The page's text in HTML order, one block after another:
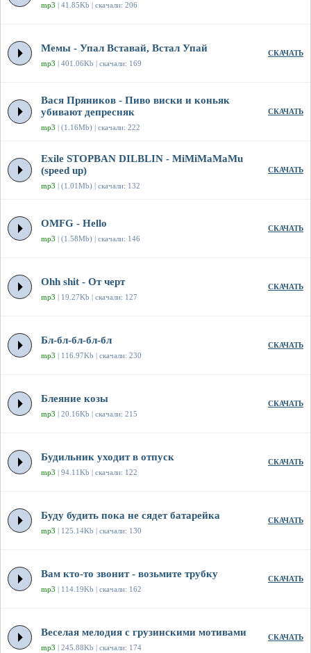
mp3 | 41.85Kb | скачали: 206
Мемы - Упал Вставай, Встал Упай
mp3 | 401.06Kb | скачали: 169
СКАЧАТЬ
Вася Пряников - Пиво виски и коньяк
убивают депресняк
mp3 | (1.16Mb) | скачали: 222
СКАЧАТЬ
Exile STOPBAN DILBLIN - MiMiMaMaMu
(speed up)
mp3 | (1.01Mb) | скачали: 132
СКАЧАТЬ
OMFG - Hello
mp3 | (1.58Mb) | скачали: 146
СКАЧАТЬ
Ohh shit - От черт
mp3 | 19.27Kb | скачали: 127
СКАЧАТЬ
Бл-бл-бл-бл-бл
mp3 | 116.97Kb | скачали: 230
СКАЧАТЬ
Блеяние козы
mp3 | 20.16Kb | скачали: 215
СКАЧАТЬ
Будильник уходит в отпуск
mp3 | 94.11Kb | скачали: 122
СКАЧАТЬ
Буду будить пока не сядет батарейка
mp3 | 125.14Kb | скачали: 130
СКАЧАТЬ
Вам кто-то звонит - возьмите трубку
mp3 | 114.19Kb | скачали: 162
СКАЧАТЬ
Веселая мелодия с грузинскими мотивами
mp3 | 245.88Kb | скачали: 174
СКАЧАТЬ